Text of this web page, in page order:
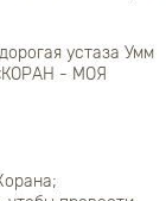
устаза Умм
- МОЯ